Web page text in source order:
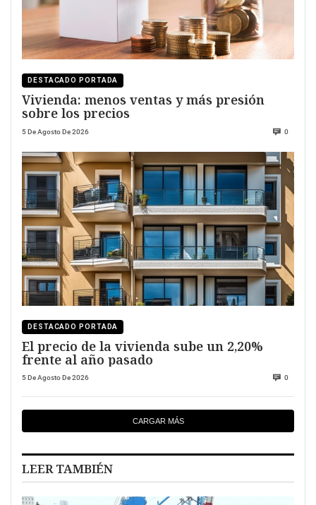
DESTACADO PORTADA
Vivienda: menos ventas y más presión
sobre los precios
5 De Agosto De 2026 0
DESTACADO PORTADA
El precio de la vivienda sube un 2,20%
frente al año pasado
5 De Agosto De 2026 0
CARGAR MÁS
LEER TAMBIÉN